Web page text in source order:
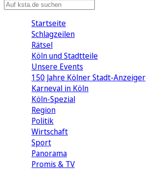
Startseite
Schlagzeilen
Rätsel
Köln und Stadtteile
Unsere Events
150 Jahre Kölner Stadt-Anzeiger
Karneval in Köln
Köln-Spezial
Region
Politik
Wirtschaft
Sport
Panorama
Promis & TV